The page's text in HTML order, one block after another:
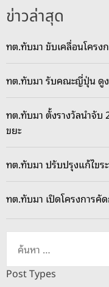
ข่าวล่าสุด
ทต.ทับมา ขับเคลื่อนโครง
ทต.ทับมา รับคณะญี่ปุ่น ดู
ทต.ทับมา ตั้งรางวัลนำจับ
ขยะ
ทต.ทับมา ปรับปรุงแก้ไขร
ทต.ทับมา เปิดโครงการคั
ห
Post Types